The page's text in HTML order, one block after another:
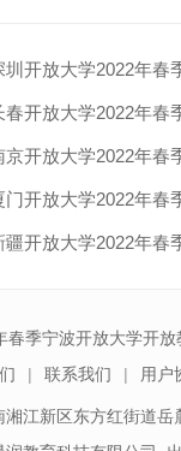
圳开放大学2022年春
春开放大学2022年春
京开放大学2022年春
门开放大学2022年春
疆开放大学2022年春
季宁波开放大学开
联系我们 用户
湘江新区东方红街道